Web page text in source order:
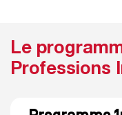
Le
Professions